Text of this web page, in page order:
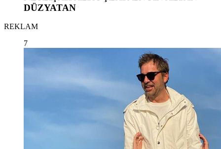
DÜZYATAN
REKLAM
7